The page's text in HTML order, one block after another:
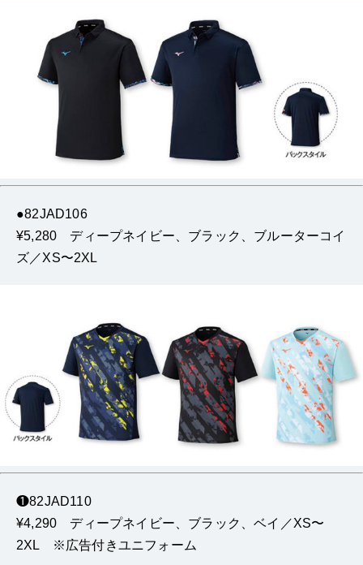
●82JAD106
¥5,280 ディープネイビー、ブラック、ブルーターコイ
ズ／XS〜2XL
❶82JAD110
¥4,290 ディープネイビー、ブラック、ベイ／XS〜
2XL ※広告付きユニフォーム